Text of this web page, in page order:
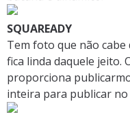
SQUAREADY
Tem foto que não
fica linda daquele jeito.
proporciona
inteira para publicar no